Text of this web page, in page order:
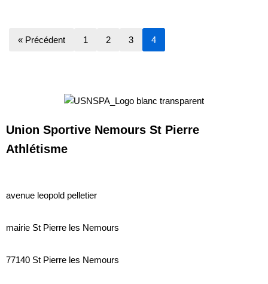
« Précédent 1 2 3 4
Union Sportive Nemours St Pierre
Athlétisme
avenue leopold pelletier
mairie St Pierre les Nemours
77140 St Pierre les Nemours